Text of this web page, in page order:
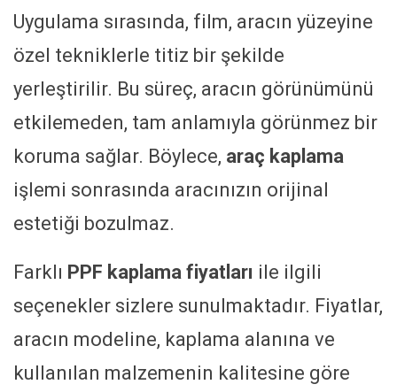
Uygulama sırasında, film, aracın yüzeyine
özel tekniklerle titiz bir şekilde
yerleştirilir. Bu süreç, aracın görünümünü
etkilemeden, tam anlamıyla görünmez bir
koruma sağlar. Böylece, araç kaplama
işlemi sonrasında aracınızın orijinal
estetiği bozulmaz.
Farklı PPF kaplama fiyatları ile ilgili
seçenekler sizlere sunulmaktadır. Fiyatlar,
aracın modeline, kaplama alanına ve
kullanılan malzemenin kalitesine göre